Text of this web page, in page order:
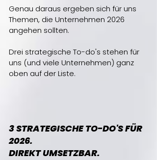
Genau daraus ergeben sich für uns
Themen, die Unternehmen 2026
angehen sollten.
Drei strategische To-do's stehen für
uns (und viele Unternehmen) ganz
oben auf der Liste.
3 STRATEGISCHE TO-DO'S FÜR
2026.
DIREKT UMSETZBAR.